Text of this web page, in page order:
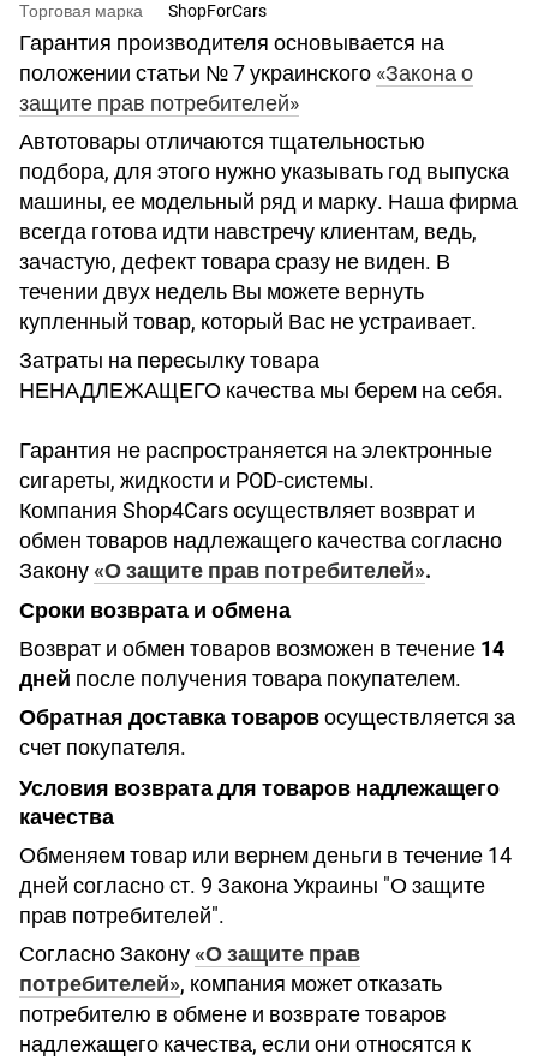
Торговая марка ShopForCars
Гарантия производителя основывается на
положении статьи № 7 украинского «Закона о
защите прав потребителей»
Автотовары отличаются тщательностью
подбора, для этого нужно указывать год выпуска
машины, ее модельный ряд и марку. Наша фирма
всегда готова идти навстречу клиентам, ведь,
зачастую, дефект товара сразу не виден. В
течении двух недель Вы можете вернуть
купленный товар, который Вас не устраивает.
Затраты на пересылку товара
НЕНАДЛЕЖАЩЕГО качества мы берем на себя.
Гарантия не распространяется на электронные
сигареты, жидкости и POD-системы.
Компания Shop4Cars осуществляет возврат и
обмен товаров надлежащего качества согласно
Закону«О защите прав потребителей».
Сроки возврата и обмена
Возврат и обмен товаров возможен в течение 14
дней после получения товара покупателем.
Обратная доставка товаровосуществляется за
счет покупателя.
Условия возврата для товаров надлежащего
качества
Обменяем товар или вернем деньги в течение 14
дней согласно ст. 9 Закона Украины "О защите
прав потребителей".
Согласно Закону«О защите прав
потребителей», компания может отказать
потребителю в обмене и возврате товаров
надлежащего качества, если они относятся к